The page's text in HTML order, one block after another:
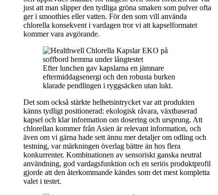
just att man slipper den tydliga gröna smaken som pulver ofta
ger i smoothies eller vatten. För den som vill använda
chlorella konsekvent i vardagen tror vi att kapselformatet
kommer vara avgörande.
Efter lunchen gav kapslarna en jämnare
eftermiddagsenergi och den robusta burken
klarade pendlingen i ryggsäcken utan lukt.
Det som också stärkte helhetsintrycket var att produkten
känns tydligt positionerad: ekologisk råvara, växtbaserad
kapsel och klar information om dosering och ursprung. Att
chlorellan kommer från Asien är relevant information, och
även om vi gärna hade sett ännu mer detaljer om odling och
testning, var märkningen överlag bättre än hos flera
konkurrenter. Kombinationen av sensoriskt ganska neutral
användning, god vardagsfunktion och en seriös produktprofil
gjorde att den återkommande kändes som det mest kompletta
valet i testet.